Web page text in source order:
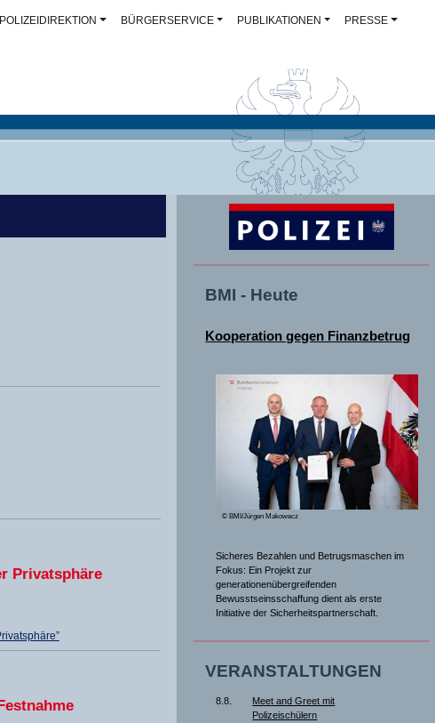
BÜRGERSERVICE PUBLIKATIONEN PRESSE
Privatsphäre
BMI - Heute
Kooperation gegen Finanzbetrug
© BMI/Jürgen Makowecz
Sicheres Bezahlen und Betrugsmaschen im
Fokus: Ein Projekt zur
generationenübergreifenden
Bewusstseinsschaffung dient als erste
Initiative der Sicherheitspartnerschaft.
VERANSTALTUNGEN
8.8.
Meet and Greet mit
Polizeischülern